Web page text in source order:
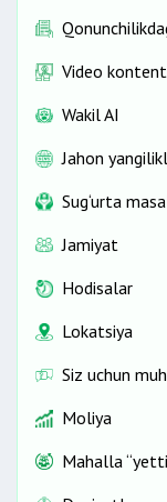
Video
Wakil AI
Jahon
Sug‘urta
Jamiyat
Hodisalar
Lokatsiya
Siz uchun
Moliya
Mahalla